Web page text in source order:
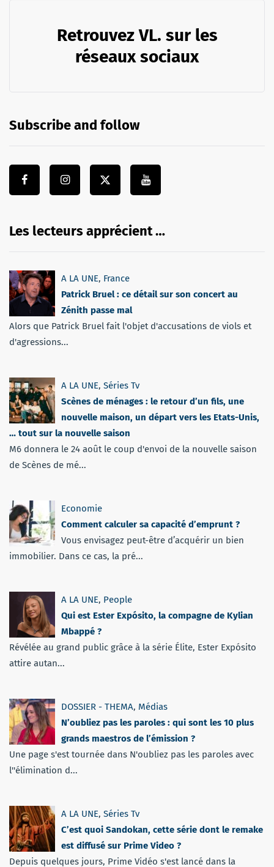
Retrouvez VL. sur les
réseaux sociaux
Subscribe and follow
Les lecteurs apprécient …
A LA UNE, France
Patrick Bruel : ce détail sur son concert au
Zénith passe mal
Alors que Patrick Bruel fait l'objet d'accusations de viols et
d'agressions...
A LA UNE, Séries Tv
Scènes de ménages : le retour d’un fils, une
nouvelle maison, un départ vers les Etats-Unis,
… tout sur la nouvelle saison
M6 donnera le 24 août le coup d'envoi de la nouvelle saison
de Scènes de mé...
Economie
Comment calculer sa capacité d’emprunt ?
Vous envisagez peut-être d’acquérir un bien
immobilier. Dans ce cas, la pré...
A LA UNE, People
Qui est Ester Expósito, la compagne de Kylian
Mbappé ?
Révélée au grand public grâce à la série Élite, Ester Expósito
attire autan...
DOSSIER - THEMA, Médias
N’oubliez pas les paroles : qui sont les 10 plus
grands maestros de l’émission ?
Une page s'est tournée dans N'oubliez pas les paroles avec
l''élimination d...
A LA UNE, Séries Tv
C’est quoi Sandokan, cette série dont le remake
est diffusé sur Prime Video ?
Depuis quelques jours, Prime Vidéo s'est lancé dans la